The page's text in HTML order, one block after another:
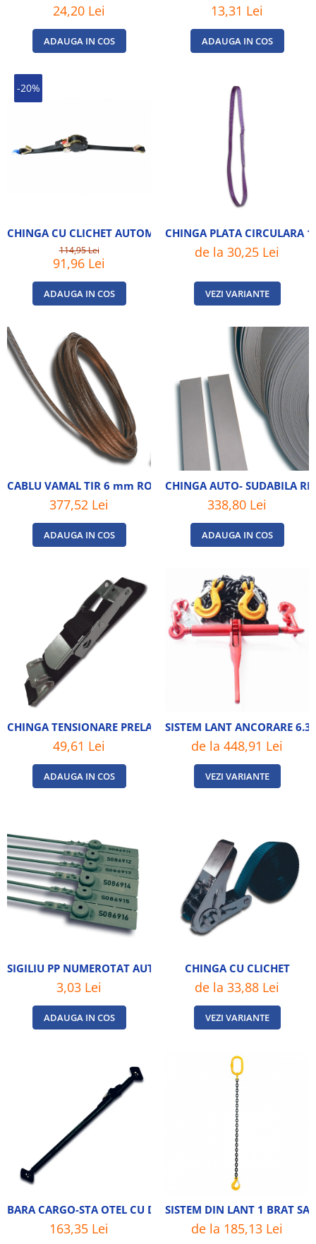
24,20 Lei
ADAUGA IN COS
13,31 Lei
ADAUGA IN COS
-20%
CHINGA CU CLICHET AUTOMAT LUNGIME 3M
114,95 Lei
91,96 Lei
ADAUGA IN COS
CHINGA PLATA CIRCULARA
de la 30,25 Lei
VEZI VARIANTE
CABLU VAMAL TIR 6 mm ROLA DE 250 M
377,52 Lei
ADAUGA IN COS
CHINGA AUTO- SUDABILA
338,80 Lei
ADAUGA IN COS
CHINGA TENSIONARE PRELATE 0M60 NEAGRA
49,61 Lei
ADAUGA IN COS
SISTEM LANT ANCORARE 6.3
de la 448,91 Lei
VEZI VARIANTE
SIGILIU PP NUMEROTAT AUTOBLOCANT
3,03 Lei
ADAUGA IN COS
CHINGA CU CLICHET
de la 33,88 Lei
VEZI VARIANTE
BARA CARGO-STA OTEL CU DOUA PATINE
163,35 Lei
SISTEM DIN LANT 1 BRAT
de la 185,13 Lei